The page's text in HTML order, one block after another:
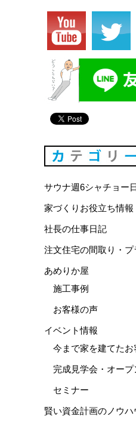
サウナ週6シャチョー
家づくりお役立ち情報
社長の仕事日記
注文住宅の間取り・
あめりか屋
施工事例
お客様の声
イベント情報
今まで家を建てた
完成見学会・オープ
セミナー
賢い資金計画のノウハ